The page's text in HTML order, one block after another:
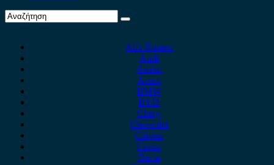
Alfa Romeo
Audi
Austin
Acura
BMW
BYD
Chery
Chevrolet
Citroen
Cupra
Dacia